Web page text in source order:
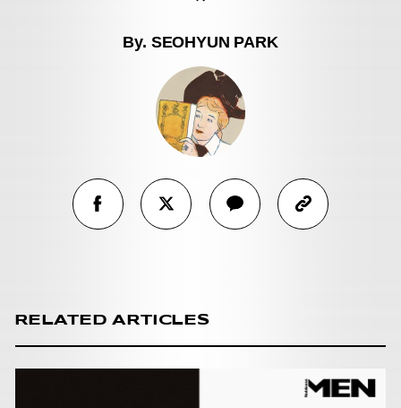
By. SEOHYUN PARK
RELATED ARTICLES